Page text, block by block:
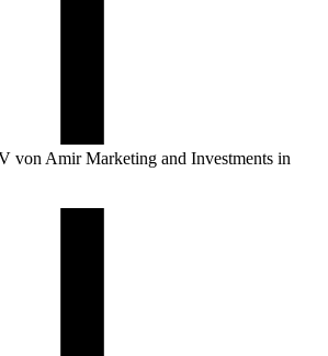
von Amir Marketing and Investments in